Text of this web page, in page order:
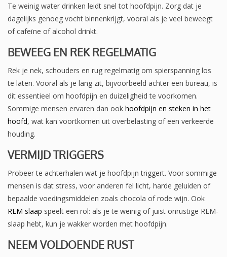
Te weinig water drinken leidt snel tot hoofdpijn. Zorg dat je
dagelijks genoeg vocht binnenkrijgt, vooral als je veel beweegt
of cafeïne of alcohol drinkt.
BEWEEG EN REK REGELMATIG
Rek je nek, schouders en rug regelmatig om spierspanning los
te laten. Vooral als je lang zit, bijvoorbeeld achter een bureau, is
dit essentieel om hoofdpijn en duizeligheid te voorkomen.
Sommige mensen ervaren dan ook hoofdpijn en steken in het
hoofd, wat kan voortkomen uit overbelasting of een verkeerde
houding.
VERMIJD TRIGGERS
Probeer te achterhalen wat je hoofdpijn triggert. Voor sommige
mensen is dat stress, voor anderen fel licht, harde geluiden of
bepaalde voedingsmiddelen zoals chocola of rode wijn. Ook
REM slaap speelt een rol: als je te weinig of juist onrustige REM-
slaap hebt, kun je wakker worden met hoofdpijn.
NEEM VOLDOENDE RUST